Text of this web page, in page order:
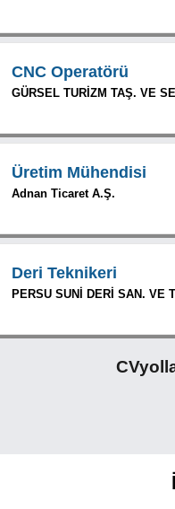
CNC Operatörü
GÜRSEL TURİZM TAŞ. VE
Üretim Mühendisi
Adnan Ticaret A.Ş.
Deri Teknikeri
PERSU SUNİ DERİ SAN. VE